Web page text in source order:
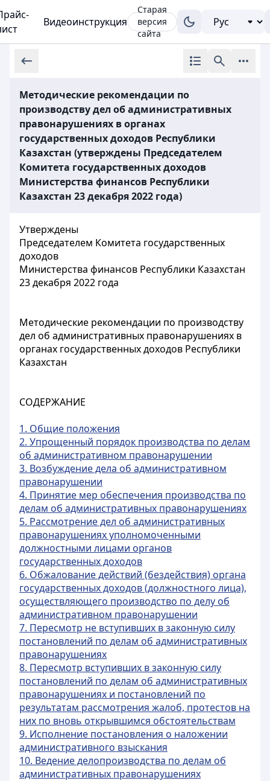
Видеоинструкция
Старая
версия
сайта
Методические рекомендации по
производству дел об административных
правонарушениях в органах
государственных доходов Республики
Казахстан (утверждены Председателем
Комитета государственных доходов
Министерства финансов Республики
Казахстан 23 декабря 2022 года)
Утверждены
Председателем Комитета государственных
доходов
Министерства финансов Республики Казахстан
23 декабря 2022 года
Методические рекомендации по производству
дел об административных правонарушениях в
органах государственных доходов Республики
Казахстан
СОДЕРЖАНИЕ
1. Общие положения
2. Упрощенный порядок производства по делам
об административном правонарушении
3. Возбуждение дела об административном
правонарушении
4. Принятие мер обеспечения производства по
делам об административных правонарушениях
5. Рассмотрение дел об административных
правонарушениях уполномоченными
должностными лицами органов
государственных доходов
6. Обжалование действий (бездействия) органа
государственных доходов (должностного лица),
осуществляющего производство по делу об
административном правонарушении
7. Пересмотр не вступивших в законную силу
постановлений по делам об административных
правонарушениях
8. Пересмотр вступивших в законную силу
постановлений по делам об административных
правонарушениях и постановлений по
результатам рассмотрения жалоб, протестов на
них по вновь открывшимся обстоятельствам
9. Исполнение постановления о наложении
административного взыскания
10. Ведение делопроизводства по делам об
административных правонарушениях